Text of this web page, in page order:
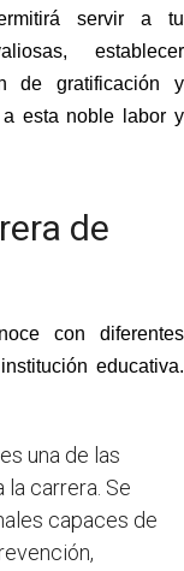
servir a tu
establecer
de gratificación y
a esta noble labor y
de
con diferentes
educativa.
una de las
carrera. Se
capaces de